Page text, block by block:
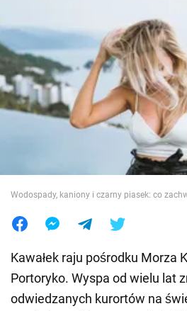
Społeczeństwo
Wojna na Ukrainie
Jedzenie
Wodospady, kaniony i czarny piasek: co
Kawałek raju pośrodku Morza
Portoryko. Wyspa od wielu lat
odwiedzanych kurortów na